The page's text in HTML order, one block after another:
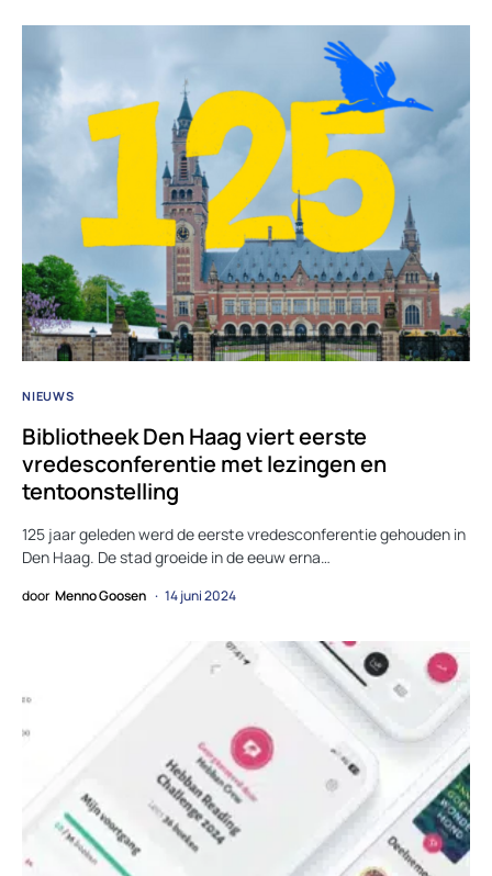
NIEUWS
Bibliotheek Den Haag viert eerste
vredesconferentie met lezingen en
tentoonstelling
125 jaar geleden werd de eerste vredesconferentie gehouden in
Den Haag. De stad groeide in de eeuw erna…
door Menno Goosen 14 juni 2024